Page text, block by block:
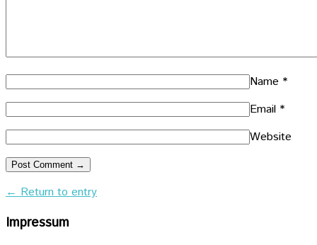
Name *
Email *
Website
← Return to entry
Impressum